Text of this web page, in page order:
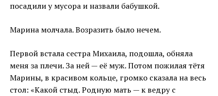
посадили у мусора и назвали бабушкой.
Марина молчала. Возразить было нечем.
Первой встала сестра Михаила, подошла, обняла
меня за плечи. За ней — её муж. Потом пожилая тётя
Марины, в красивом кольце, громко сказала на весь
стол: «Какой стыд. Родную мать — к ведру с